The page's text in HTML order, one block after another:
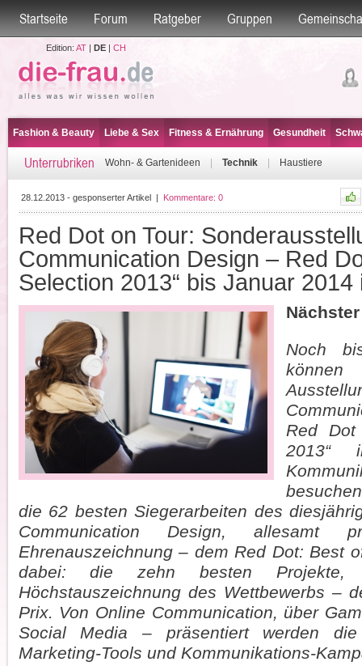
Startseite Forum Ratgeber Gruppen
Edition: AT| DE| CH
Fashion & Beauty Liebe & Sex Fitness & Ernährung Gesundheit
Unterrubriken Wohn- & Gartenideen Technik Haustiere
28.12.2013 - gesponserter Artikel| Kommentare: 0
Red Dot on Tour:
Communication Design – Red
Selection 2013“ bis Januar 2014
Noch
Red Dot
2013“
die 62 besten Siegerarbeiten des
Communication Design, allesamt
Ehrenauszeichnung – dem Red Dot: Best
dabei: die zehn besten
Höchstauszeichnung des Wettbewerbs –
Prix. Von Online Communication, über
Social Media – präsentiert werden die
Marketing-Tools und Kommunikations-